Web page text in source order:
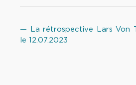
— La rétrospective Lars Von
le 12.07.2023